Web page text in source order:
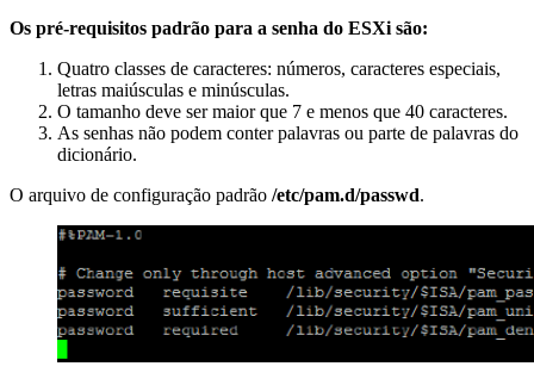
Os pré-requisitos padrão para a senha do ESXi são:
Quatro classes de caracteres: números, caracteres especiais,
letras maiúsculas e minúsculas.
O tamanho deve ser maior que 7 e menos que 40 caracteres.
As senhas não podem conter palavras ou parte de palavras do
dicionário.
O arquivo de configuração padrão /etc/pam.d/passwd.